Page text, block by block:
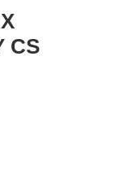
CS